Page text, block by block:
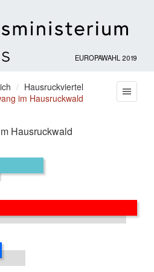
EUROPAWAHL 2019
Hausruckviertel
im Hausruckwald
Hausruckwald